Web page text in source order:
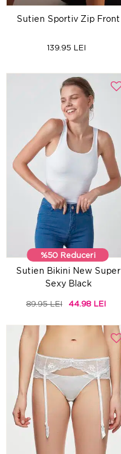
Sutien Sportiv Zip Front
139.95 LEI
%50 Reduceri
Sutien Bikini New Super
Sexy Black
89.95 LEI 44.98 LEI